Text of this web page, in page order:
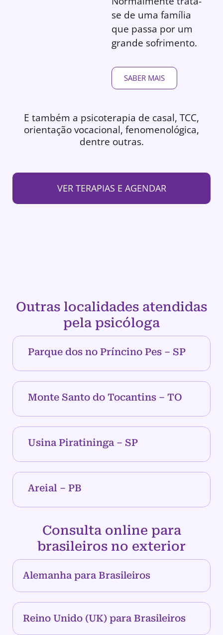
se de uma família
que passa por um
grande sofrimento.
SABER MAIS
E também a psicoterapia de casal, TCC,
orientação vocacional, fenomenológica,
dentre outras.
VER TERAPIAS E AGENDAR
Outras localidades atendidas
pela psicóloga
Parque dos no Príncino Pes – SP
Monte Santo do Tocantins – TO
Usina Piratininga – SP
Areial – PB
Consulta online para
brasileiros no exterior
Alemanha para Brasileiros
Reino Unido (UK) para Brasileiros